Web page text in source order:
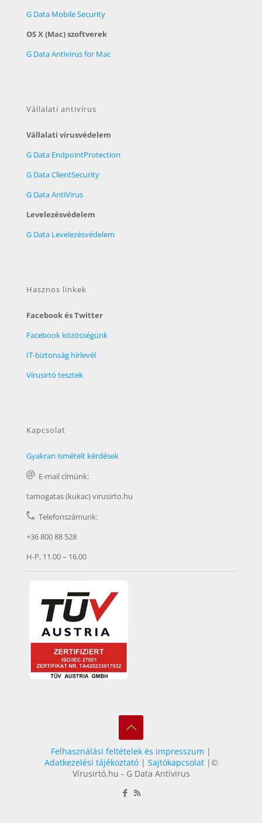
G Data Mobile Security
OS X (Mac) szoftverek
G Data Antivirus for Mac
Vállalati antivírus
Vállalati vírusvédelem
G Data EndpointProtection
G Data ClientSecurity
G Data AntiVirus
Levelezésvédelem
G Data Levelezésvédelem
Hasznos linkek
Facebook és Twitter
Facebook közösségünk
IT-biztonság hírlevél
Vírusirtó tesztek
Kapcsolat
Gyakran ismételt kérdések
E-mail címünk:
tamogatas (kukac) virusirto.hu
Telefonszámunk:
+36 800 88 528
H-P, 11.00 – 16.00
Felhasználási feltételek és impresszum |
Adatkezelési tájékoztató| Sajtókapcsolat|©
Vírusirtó.hu - G Data Antivirus